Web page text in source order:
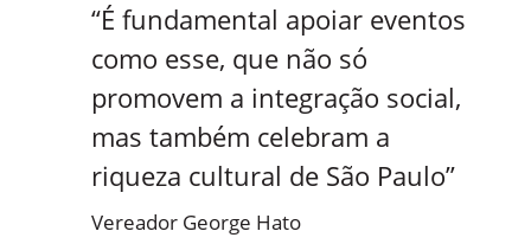
“É fundamental apoiar eventos
como esse, que não só
promovem a integração social,
mas também celebram a
riqueza cultural de São Paulo”
Vereador George Hato